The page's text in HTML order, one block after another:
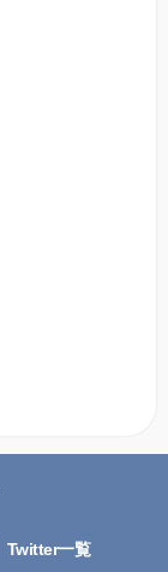
Twitter一覧